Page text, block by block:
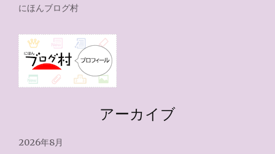
にほんブログ村
アーカイブ
2026年8月